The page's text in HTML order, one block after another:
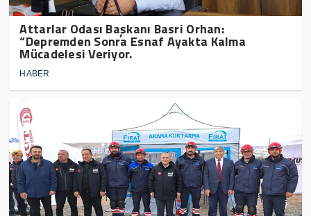
Attarlar Odası Başkanı Basri Orhan:
“Depremden Sonra Esnaf Ayakta Kalma
Mücadelesi Veriyor.
HABER